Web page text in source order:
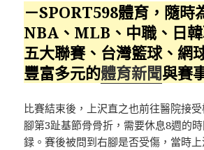
－SPORT598體育，隨時
NBA、MLB、中職、日
五大聯賽、台灣籃球、網
豐富多元的體育新聞與賽
比賽結束後，上沢直之也前往醫院接
腳第3趾基節骨骨折，需要休息8週的
録。賽後被問到右腳是否受傷，當時上